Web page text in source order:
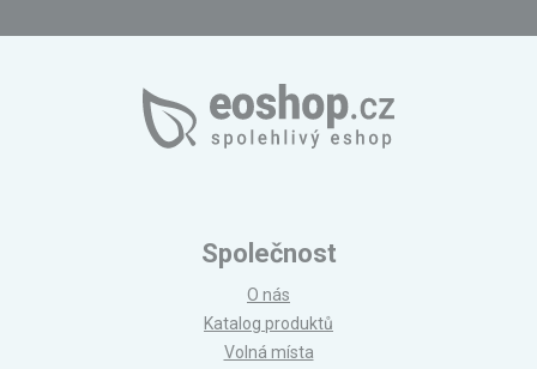
Společnost
O nás
Katalog produktů
Volná místa